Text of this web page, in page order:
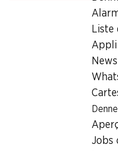
Liste
Appli
Jobs
postale / M-Card